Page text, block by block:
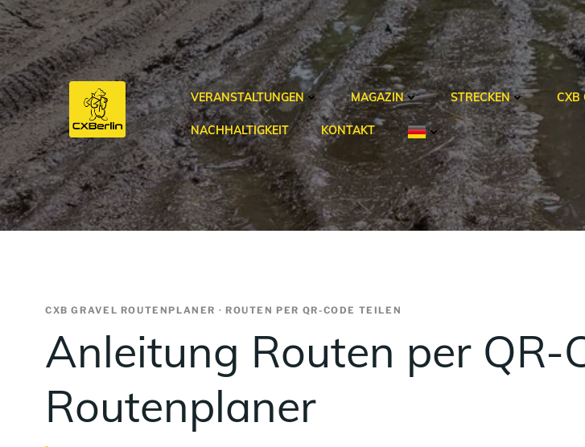
Zum
Inhalt
springen
VERANSTALTUNGEN MAGAZIN STRECKEN CXB
NACHHALTIGKEIT KONTAKT
CXB GRAVEL ROUTENPLANER · ROUTEN PER QR-CODE TEILEN
Anleitung Routen per QR-
Routenplaner